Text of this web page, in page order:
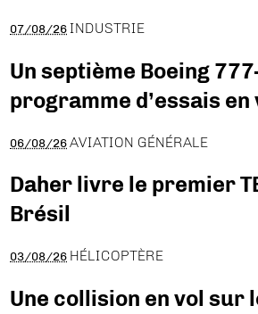
07/08/26 INDUSTRIE
Un septième Boeing
programme d’essais en
06/08/26 AVIATION GÉNÉRALE
Daher livre le premier
Brésil
03/08/26 HÉLICOPTÈRE
Une collision en vol sur